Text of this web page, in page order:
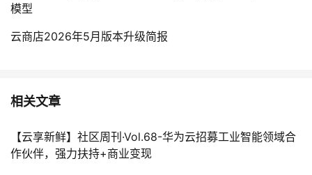
模型
云商店2026年5月版本升级简报
相关文章
【云享新鲜】社区周刊·Vol.68-华为云招募工业智能领域合
作伙伴，强力扶持+商业变现